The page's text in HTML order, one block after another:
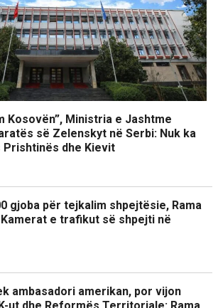
Kosovën”, Ministria e Jashtme
së Zelenskyt në Serbi: Nuk ka
Prishtinës dhe Kievit
gjoba për tejkalim shpejtësie, Rama
e trafikut së shpejti në
ambasadori amerikan, por vijon